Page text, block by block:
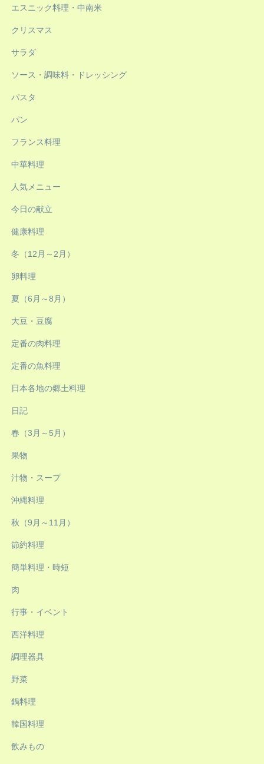
エスニック料理・中南米
クリスマス
サラダ
ソース・調味料・ドレッシング
パスタ
パン
フランス料理
中華料理
人気メニュー
今日の献立
健康料理
冬（12月～2月）
卵料理
夏（6月～8月）
大豆・豆腐
定番の肉料理
定番の魚料理
日本各地の郷土料理
日記
春（3月～5月）
果物
汁物・スープ
沖縄料理
秋（9月～11月）
節約料理
簡単料理・時短
肉
行事・イベント
西洋料理
調理器具
野菜
鍋料理
韓国料理
飲みもの